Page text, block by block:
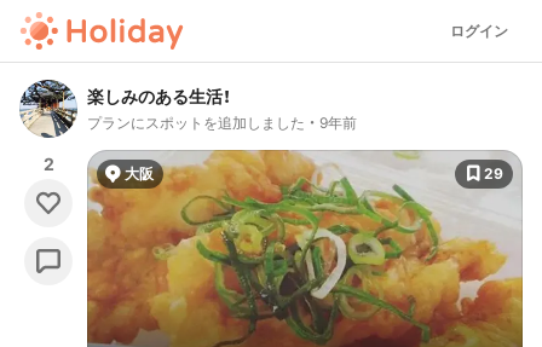
ログイン
楽しみのある生活！
プランにスポットを追加しました 9年前
2 大阪 29